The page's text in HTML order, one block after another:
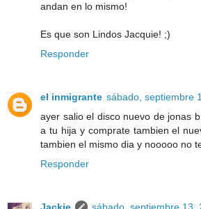
andan en lo mismo!
Es que son Lindos Jacquie! ;)
Responder
el inmigrante sábado, septiembre
ayer salio el disco nuevo de jonas
a tu hija y comprate tambien el
tambien el mismo dia y nooooo no
Responder